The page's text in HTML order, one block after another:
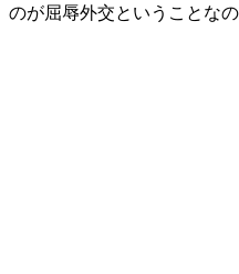
のが屈辱外交ということな